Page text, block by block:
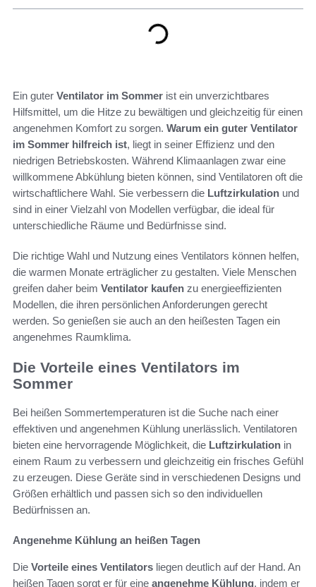
Ein guter Ventilator im Sommer ist ein unverzichtbares
Hilfsmittel, um die Hitze zu bewältigen und gleichzeitig für einen
angenehmen Komfort zu sorgen. Warum ein guter Ventilator
im Sommer hilfreich ist, liegt in seiner Effizienz und den
niedrigen Betriebskosten. Während Klimaanlagen zwar eine
willkommene Abkühlung bieten können, sind Ventilatoren oft die
wirtschaftlichere Wahl. Sie verbessern die Luftzirkulation und
sind in einer Vielzahl von Modellen verfügbar, die ideal für
unterschiedliche Räume und Bedürfnisse sind.
Die richtige Wahl und Nutzung eines Ventilators können helfen,
die warmen Monate erträglicher zu gestalten. Viele Menschen
greifen daher beim Ventilator kaufen zu energieeffizienten
Modellen, die ihren persönlichen Anforderungen gerecht
werden. So genießen sie auch an den heißesten Tagen ein
angenehmes Raumklima.
Die Vorteile eines Ventilators im
Sommer
Bei heißen Sommertemperaturen ist die Suche nach einer
effektiven und angenehmen Kühlung unerlässlich. Ventilatoren
bieten eine hervorragende Möglichkeit, die Luftzirkulation in
einem Raum zu verbessern und gleichzeitig ein frisches Gefühl
zu erzeugen. Diese Geräte sind in verschiedenen Designs und
Größen erhältlich und passen sich so den individuellen
Bedürfnissen an.
Angenehme Kühlung an heißen Tagen
Die Vorteile eines Ventilators liegen deutlich auf der Hand. An
heißen Tagen sorgt er für eine angenehme Kühlung, indem er